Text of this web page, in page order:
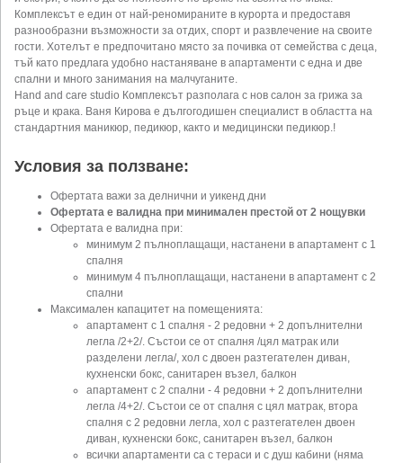
Комплексът е един от най-реномираните в курорта и предоставя
разнообразни възможности за отдих, спорт и развлечение на своите
гости. Хотелът е предпочитано място за почивка от семейства с деца,
тъй като предлага удобно настаняване в апартаменти с една и две
спални и много занимания на малчуганите.
Hand and care studio Комплексът разполага с нов салон за грижа за
ръце и крака. Ваня Кирова е дългогодишен специалист в областта на
стандартния маникюр, педикюр, както и медицински педикюр.!
Условия за ползване:
Офертата важи за делнични и уикенд дни
Офертата е валидна при минимален престой от 2 нощувки
Офертата е валидна при:
минимум 2 пълноплащащи, настанени в апартамент с 1
спалня
минимум 4 пълноплащащи, настанени в апартамент с 2
спални
Максимален капацитет на помещенията:
апартамент с 1 спалня - 2 редовни + 2 допълнителни
легла /2+2/. Състои се от спалня /цял матрак или
разделени легла/, хол с двоен разтегателен диван,
кухненски бокс, санитарен възел, балкон
апартамент с 2 спални - 4 редовни + 2 допълнителни
легла /4+2/. Състои се от спалня с цял матрак, втора
спалня с 2 редовни легла, хол с разтегателен двоен
диван, кухненски бокс, санитарен възел, балкон
всички апартаменти са с тераси и с душ кабини (няма